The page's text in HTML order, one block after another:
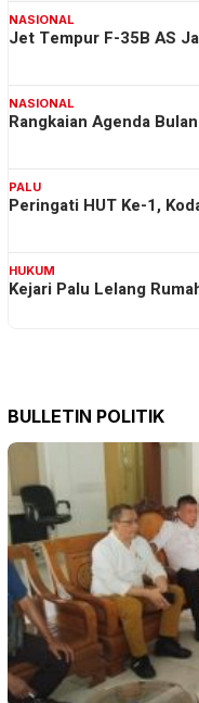
NASIONAL
Jet Tempur F-35B AS
NASIONAL
Rangkaian Agenda
PALU
Peringati HUT Ke-1,
HUKUM
Kejari Palu Lelang
BULLETIN POLITIK